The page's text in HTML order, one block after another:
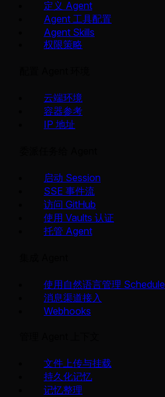
定义 Agent
Agent 工具配置
Agent Skills
权限策略
云端环境
容器参考
IP 地址
启动 Session
SSE 事件流
访问 GitHub
使用 Vaults 认证
托管 Agent
使用自然语言管理 Schedule
消息渠道接入
Webhooks
文件上传与挂载
持久化记忆
记忆整理